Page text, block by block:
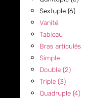
Sextuple (6)
Vanité
Tableau
Bras articulés
Simple
Double (2)
Triple (3)
Quadruple (4)